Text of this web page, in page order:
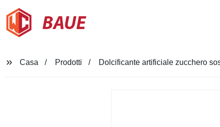
BAUE
Casa Prodotti Dolcificante artificiale zucchero